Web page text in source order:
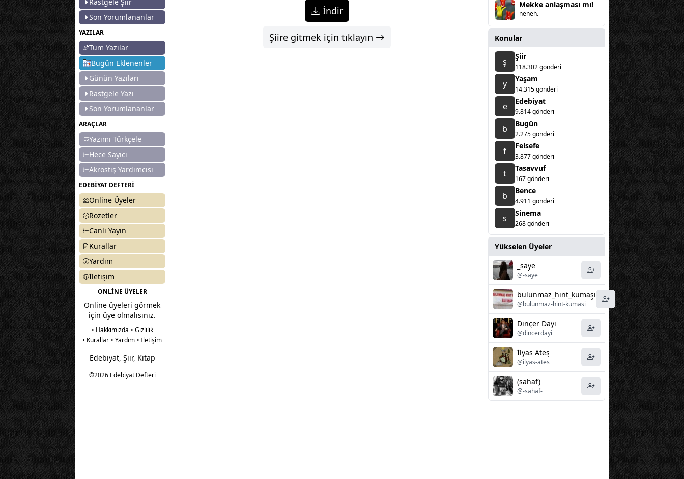
Son Yorumlananlar
YAZILAR
Tüm Yazılar
Bugün Eklenenler
Günün Yazıları
Rastgele Yazı
Son Yorumlananlar
ARAÇLAR
Yazımı Türkçele
Hece Sayıcı
Akrostiş Yardımcısı
EDEBİYAT DEFTERİ
Online Üyeler
Rozetler
Canlı Yayın
Kurallar
Yardım
İletişim
ONLİNE ÜYELER
Online üyeleri görmek
için üye olmalısınız.
• Hakkımızda • Gizlilik
• Kurallar • Yardım • İletişim
Edebiyat, Şiir, Kitap
©2026 Edebiyat Defteri
İndir
Şiire gitmek için tıklayın
Mekke anlaşması mı!
neneh.
Konular
ş Şiir
118.302 gönderi
y Yaşam
14.315 gönderi
e Edebiyat
9.814 gönderi
b Bugün
2.275 gönderi
f Felsefe
3.877 gönderi
t Tasavvuf
167 gönderi
b Bence
4.911 gönderi
s Sinema
268 gönderi
Yükselen Üyeler
_saye
@-saye
bulunmaz_hint_kumaşı
@bulunmaz-hint-kumasi
Dinçer Dayı
@dincerdayi
İlyas Ateş
@ilyas-ates
(sahaf)
@-sahaf-